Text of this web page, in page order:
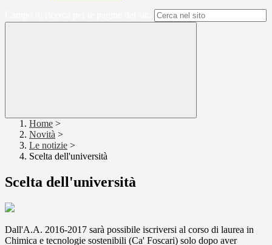
Home >
Novità >
Le notizie >
Scelta dell'università
Scelta dell'università
Dall'A.A. 2016-2017 sarà possibile iscriversi al corso di laurea in
Chimica e tecnologie sostenibili (Ca' Foscari) solo dopo aver